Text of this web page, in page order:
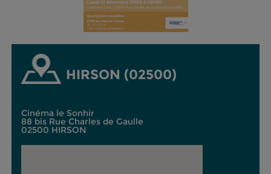
HIRSON (02500)
Cinéma le Sonhir
88 bis Rue Charles de Gaulle
02500 HIRSON